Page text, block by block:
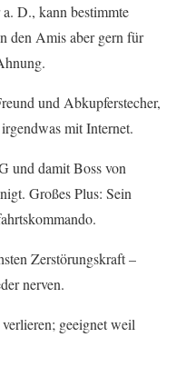
D., kann bestimmte
den Amis aber gern für
und Abkupferstecher,
mit Internet.
und damit Boss von
Großes Plus: Sein
Zerstörungskraft –
nerven.
geeignet weil